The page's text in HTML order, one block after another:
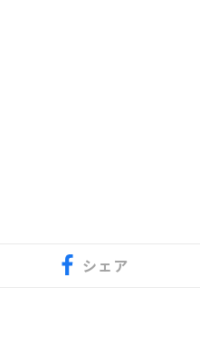
シェア